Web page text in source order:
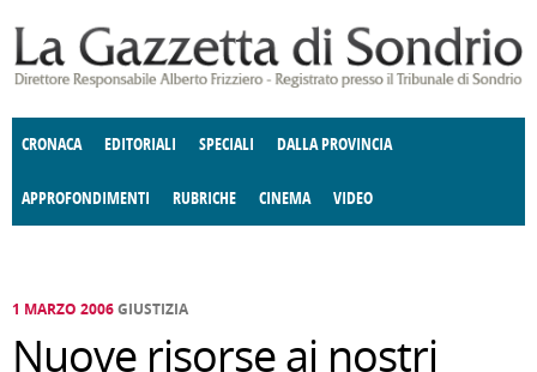
CRONACA EDITORIALI SPECIALI DALLA PROVINCIA
APPROFONDIMENTI
E SPETTACOLI POLITICA
RUBRICHE
DELLE IDEE FATTI DELLO SPIRITO
CINEMA VIDEO
1 MARZO 2006GIUSTIZIA
Nuove risorse ai nostri